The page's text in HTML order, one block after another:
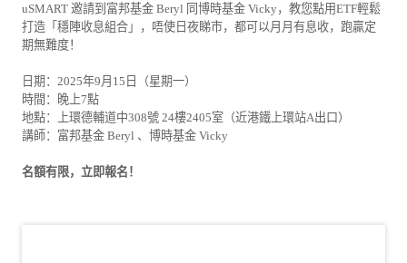
uSMART 邀請到富邦基金 Beryl 同博時基金 Vicky，教您點用ETF輕鬆
打造「穩陣收息組合」，唔使日夜睇市，都可以月月有息收，跑贏定
期無難度！
日期：2025年9月15日（星期一）
時間：晚上7點
地點：上環德輔道中308號 24樓2405室（近港鐵上環站A出口）
講師：富邦基金 Beryl 、博時基金 Vicky
名額有限，立即報名！